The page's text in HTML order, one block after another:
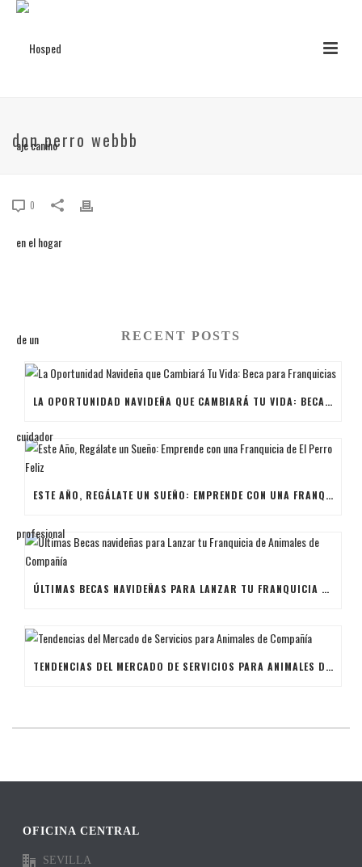
don perro webbb
0
RECENT POSTS
LA OPORTUNIDAD NAVIDEÑA QUE CAMBIARÁ TU VIDA: BECA PARA FRANQUICIAS
ESTE AÑO, REGÁLATE UN SUEÑO: EMPRENDE CON UNA FRANQUICIA DE EL PERRO FELIZ
ÚLTIMAS BECAS NAVIDEÑAS PARA LANZAR TU FRANQUICIA DE ANIMALES DE COMPAÑÍA
TENDENCIAS DEL MERCADO DE SERVICIOS PARA ANIMALES DE COMPAÑÍA
OFICINA CENTRAL
SEVILLA